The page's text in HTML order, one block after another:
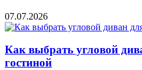
07.07.2026
Как выбрать угловой
гостиной